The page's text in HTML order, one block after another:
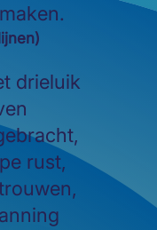
drieluik
rust,